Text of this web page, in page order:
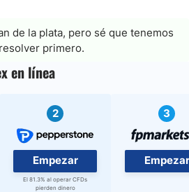
de la plata, pero sé que tenemos
primero.
en línea
2
Empezar
El 81.3% al operar CFDs
pierden dinero
3
Empezar